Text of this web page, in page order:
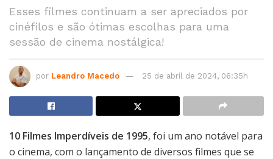
Esses filmes continuam a ser apreciados por
cinéfilos e são ótimas escolhas para uma
sessão de cinema nostálgica!
por Leandro Macedo 25 de abril de 2024, 06:35h
10 Filmes Imperdíveis de 1995, foi um ano notável para
o cinema, com o lançamento de diversos filmes que se